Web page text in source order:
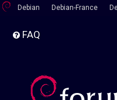
Debian Debian-France
FAQ